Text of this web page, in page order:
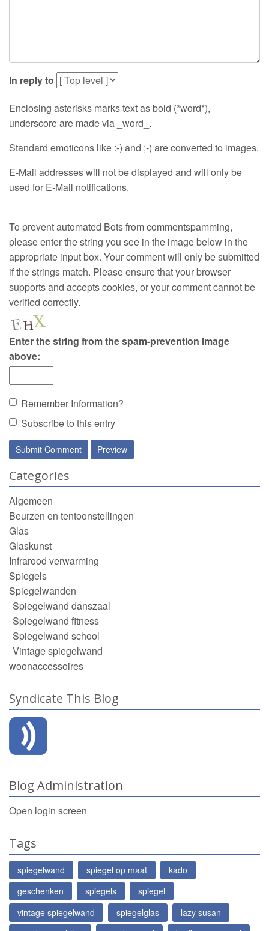
In reply to
Enclosing asterisks marks text as bold (*word*),
underscore are made via _word_.
Standard emoticons like :-) and ;-) are converted to images.
E-Mail addresses will not be displayed and will only be
used for E-Mail notifications.
To prevent automated Bots from commentspamming,
please enter the string you see in the image below in the
appropriate input box. Your comment will only be submitted
if the strings match. Please ensure that your browser
supports and accepts cookies, or your comment cannot be
verified correctly.
Enter the string from the spam-prevention image
above:
Remember Information?
Subscribe to this entry
Categories
Algemeen
Beurzen en tentoonstellingen
Glas
Glaskunst
Infrarood verwarming
Spiegels
Spiegelwanden
Spiegelwand danszaal
Spiegelwand fitness
Spiegelwand school
Vintage spiegelwand
woonaccessoires
Syndicate This Blog
Blog Administration
Open login screen
Tags
spiegelwand spiegel op maat
kado
geschenken
spiegels
spiegel
vintage spiegelwand
spiegelglas
lazy susan